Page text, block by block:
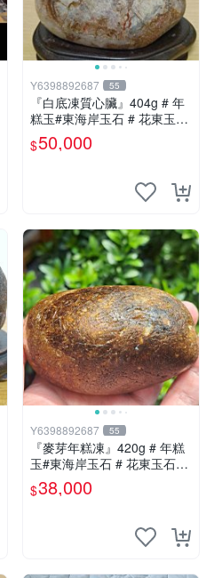
Y6398892687 55
『白底凍質心臟』404g # 年
糕玉#東海岸玉石 # 花東玉石
#總統石#台灣藍寶
$50,000
Y6398892687 55
『麥芽年糕凍』420g # 年糕
玉#東海岸玉石 # 花東玉石#
總統石#台灣藍寶
$38,000